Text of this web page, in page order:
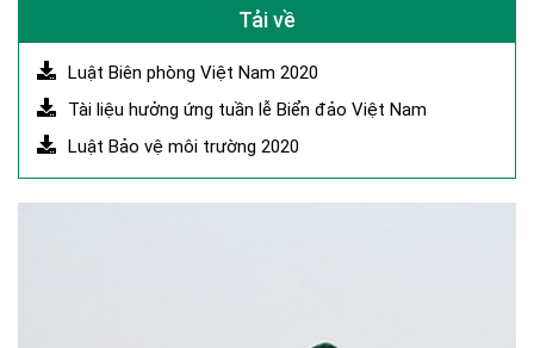
Tải về
Luật Biên phòng Việt Nam 2020
Tài liệu hưởng ứng tuần lễ Biển đảo Việt Nam
Luật Bảo vệ môi trường 2020